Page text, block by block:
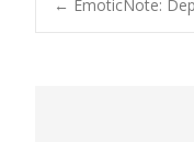
← EmoticNote: